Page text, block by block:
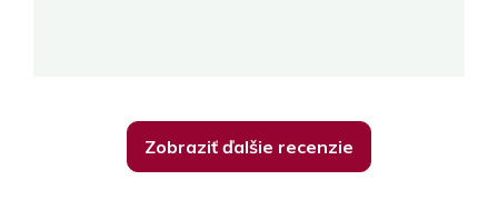
Zobraziť ďalšie recenzie